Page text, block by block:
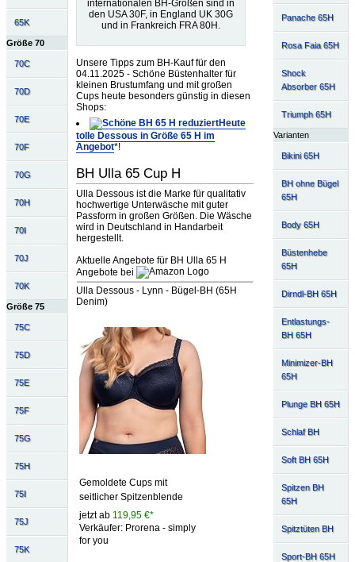
65K
Größe 70
70C
70D
70E
70F
70G
70H
70I
70J
70K
Größe 75
75C
75D
75E
75F
75G
75H
75I
75J
75K
Panache 65H
Rosa Faia 65H
Shock
Absorber 65H
Triumph 65H
Varianten
Bikini 65H
BH ohne Bügel
65H
Body 65H
Büstenhebe
65H
Dirndl-BH 65H
Entlastungs-
BH 65H
Minimizer-BH
65H
Plunge BH 65H
Schlaf BH
Soft BH 65H
Spitzen BH
65H
Spitztüten BH
Sport-BH 65H
internationalen BH-Größen sind in
den USA 30F, in England UK 30G
und in Frankreich FRA 80H.
Unsere Tipps zum BH-Kauf für den
04.11.2025 - Schöne Büstenhalter für
kleinen Brustumfang und mit großen
Cups heute besonders günstig in diesen
Shops:
Heute
tolle Dessous in Größe 65 H im
Angebot*!
BH Ulla 65 Cup H
Ulla Dessous ist die Marke für qualitativ
hochwertige Unterwäsche mit guter
Passform in großen Größen. Die Wäsche
wird in Deutschland in Handarbeit
hergestellt.
Aktuelle Angebote für BH Ulla 65 H
Angebote bei
Ulla Dessous - Lynn - Bügel-BH (65H
Denim)
Gemoldete Cups mit
seitlicher Spitzenblende
jetzt ab 119,95 €*
Verkäufer: Prorena - simply
for you